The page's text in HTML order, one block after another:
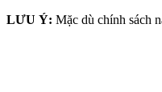
LƯU Ý: Mặc dù chính sách